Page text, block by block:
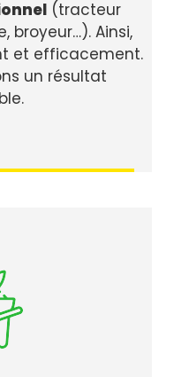
(tracteur
broyeur…). Ainsi,
et efficacement.
un résultat